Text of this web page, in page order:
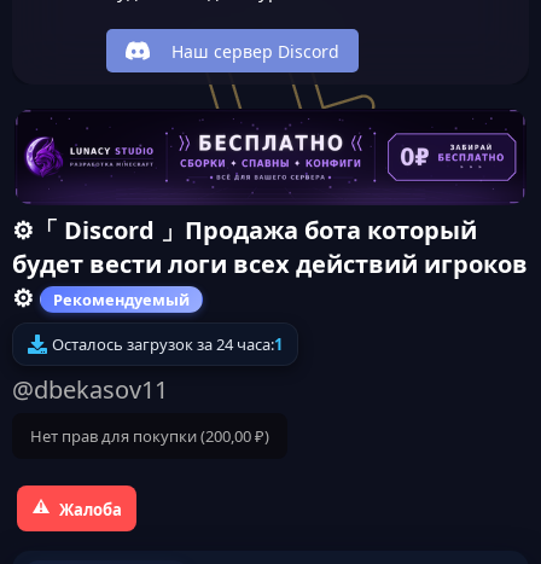
Наш сервер Discord
⚙️「 Discord 」Продажа бота который
будет вести логи всех действий игроков
⚙️
Рекомендуемый
Осталось загрузок за 24 часа:1
@dbekasov11
Нет прав для покупки (200,00 ₽)
Жалоба